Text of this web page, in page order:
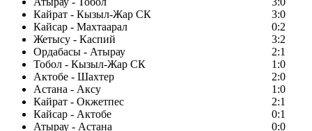
Кайрат - Кызыл-Жар СК
3:0
Кайсар - Махтаарал
0:2
Жетысу - Каспий
3:2
Ордабасы - Атырау
2:1
Тобол - Кызыл-Жар СК
1:0
Актобе - Шахтер
2:0
Астана - Аксу
1:0
Кайрат - Окжетпес
2:1
Кайсар - Актобе
0:1
Атырау - Астана
0:0